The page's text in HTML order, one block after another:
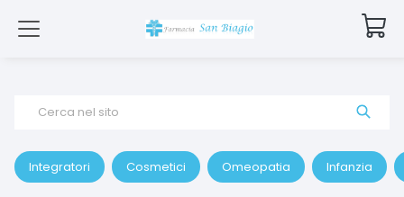
Cerca nel sito
Integratori Cosmetici Omeopatia Infanzia